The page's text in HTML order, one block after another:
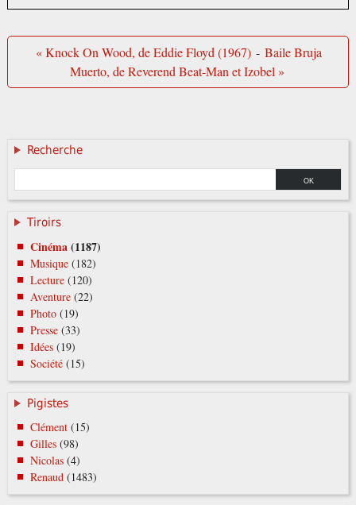
« Knock On Wood, de Eddie Floyd (1967) - Baile Bruja
Muerto, de Reverend Beat-Man et Izobel »
Recherche
Tiroirs
Cinéma(1187)
Musique (182)
Lecture (120)
Aventure (22)
Photo (19)
Presse (33)
Idées (19)
Société (15)
Pigistes
Clément(15)
Gilles(98)
Nicolas(4)
Renaud(1483)